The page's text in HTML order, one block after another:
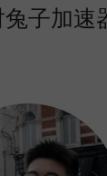
子加速